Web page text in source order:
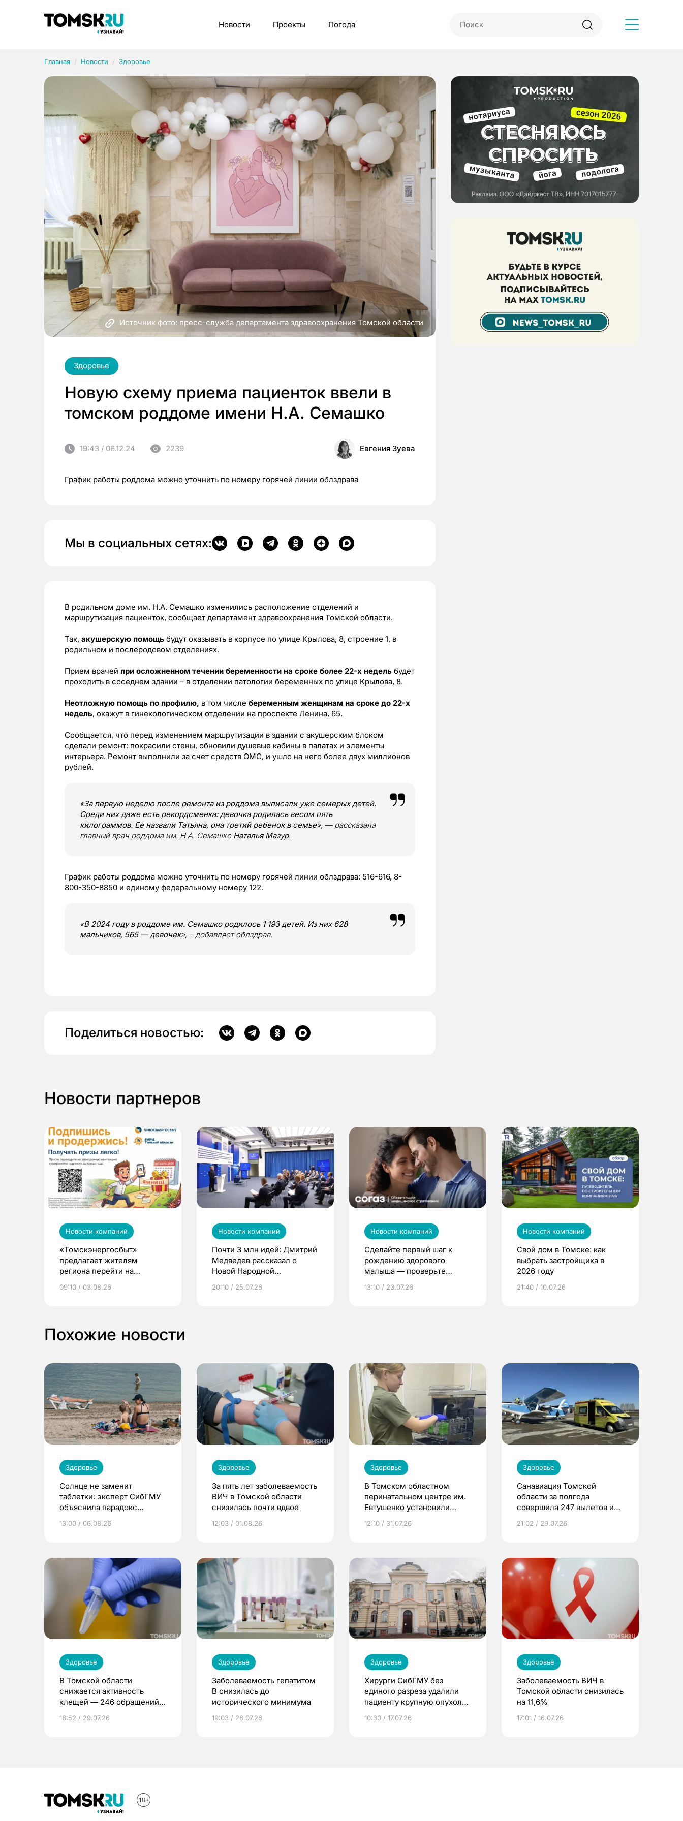
Новости Проекты Погода
Главная Новости Здоровье
Источник фото: пресс-служба департамента здравоохранения Томской области
Здоровье
Новую схему приема пациенток ввели в
томском роддоме имени Н.А. Семашко
19:43 / 06.12.24 2239 Евгения Зуева
График работы роддома можно уточнить по номеру горячей линии облздрава
Мы в социальных сетях:
В родильном доме им. Н.А. Семашко изменились расположение отделений и
маршрутизация пациенток, сообщает департамент здравоохранения Томской области.
Так, акушерскую помощь будут оказывать в корпусе по улице Крылова, 8, строение 1, в
родильном и послеродовом отделениях.
Прием врачей при осложненном течении беременности на сроке более 22-х недель будет
проходить в соседнем здании – в отделении патологии беременных по улице Крылова, 8.
Неотложную помощь по профилю, в том числе беременным женщинам на сроке до 22-х
недель, окажут в гинекологическом отделении на проспекте Ленина, 65.
Сообщается, что перед изменением маршрутизации в здании с акушерским блоком
сделали ремонт: покрасили стены, обновили душевые кабины в палатах и элементы
интерьера. Ремонт выполнили за счет средств ОМС, и ушло на него более двух миллионов
рублей.
«За первую неделю после ремонта из роддома выписали уже семерых детей.
Среди них даже есть рекордсменка: девочка родилась весом пять
килограммов. Ее назвали Татьяна, она третий ребенок в семье», — рассказала
главный врач роддома им. Н.А. Семашко Наталья Мазур.
График работы роддома можно уточнить по номеру горячей линии облздрава: 516-616, 8-
800-350-8850 и единому федеральному номеру 122.
«В 2024 году в роддоме им. Семашко родилось 1 193 детей. Из них 628
мальчиков, 565 — девочек», – добавляет облздрав.
Поделиться новостью:
Новости партнеров
Новости компаний
«Томскэнергосбыт»
предлагает жителям
региона перейти на
выиграть призы
09:10 / 03.08.26
Новости компаний
Почти 3 млн идей: Дмитрий
Медведев рассказал о
Новой Народной
20:10 / 25.07.26
Новости компаний
Сделайте первый шаг к
рождению здорового
малыша — проверьте
по ОМС!
13:10 / 23.07.26
Новости компаний
Свой дом в Томске: как
выбрать застройщика в
2026 году
21:40 / 10.07.26
Похожие новости
Здоровье
Солнце не заменит
таблетки: эксперт СибГМУ
объяснила парадокс
13:00 / 06.08.26
Здоровье
За пять лет заболеваемость
ВИЧ в Томской области
снизилась почти вдвое
12:03 / 01.08.26
Здоровье
В Томском областном
перинатальном центре им.
Евтушенко установили
12:10 / 31.07.26
Здоровье
Санавиация Томской
области за полгода
совершила 247 вылетов и
21:02 / 29.07.26
Здоровье
В Томской области
снижается активность
клещей — 246 обращений
18:52 / 29.07.26
Здоровье
Заболеваемость гепатитом
В снизилась до
исторического минимума
19:03 / 28.07.26
Здоровье
Хирурги СибГМУ без
единого разреза удалили
пациенту крупную опухоль
10:30 / 17.07.26
Здоровье
Заболеваемость ВИЧ в
Томской области снизилась
на 11,6%
17:01 / 16.07.26
Рубрики